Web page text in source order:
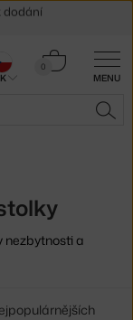
MENU
0
Košík
nezbytnosti a